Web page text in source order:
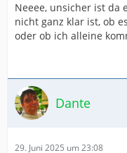
Neeee, unsicher ist da
nicht ganz klar ist, ob
oder ob ich alleine
Dante
29. Juni 2025 um 23:08